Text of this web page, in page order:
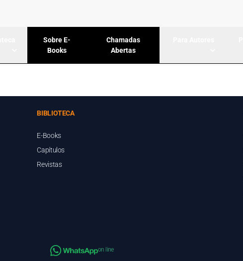
Sobre E-
Books
Chamadas
Abertas
BIBLIOTECA
E-Books
Capítulos
Revistas
on line